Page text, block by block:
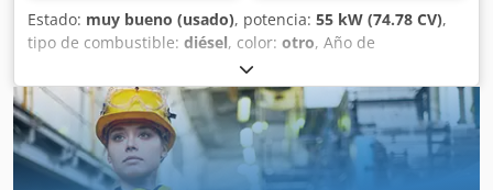
Estado: muy bueno (usado), potencia: 55 kW (74.78 CV),
tipo de combustible: diésel, color: otro, Año de
, horas de funcionamiento:
Equipamiento:aire acondicionado, Peso en vacío: 4.898 kg
Dimensiones (L x An x Al): 395 x 220 x 208 cm Dirección:
rígida Marca del motor: Bobcat Marcado CE: sí Estado
técnico: muy bueno Estado visual: muy bueno Cjdpfey D D
Slex Ad Ssha = Otras opciones y equipamiento = - 3er